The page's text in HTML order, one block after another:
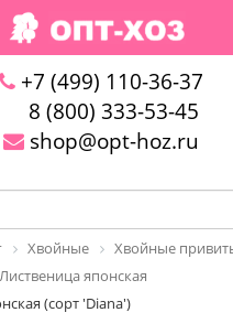
+7 (499) 110-36-37
8 (800) 333-53-45
shop@opt-hoz.ru
Хвойные
Хвойные
Лиственица японская
(сорт 'Diana')